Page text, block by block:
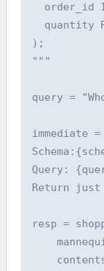
order_id
quantity
);
"""
query =
immediate
Query:
Return
resp =